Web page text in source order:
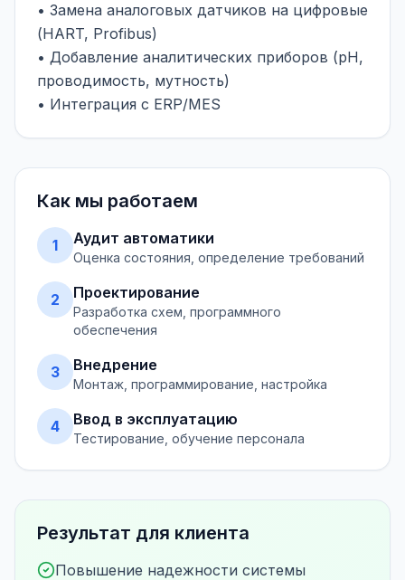
• Замена аналоговых датчиков на цифровые
(HART, Profibus)
• Добавление аналитических приборов (pH,
проводимость, мутность)
• Интеграция с ERP/MES
Как мы работаем
1 Аудит автоматики
Оценка состояния, определение требований
2 Проектирование
Разработка схем, программного
обеспечения
3 Внедрение
Монтаж, программирование, настройка
4 Ввод в эксплуатацию
Тестирование, обучение персонала
Результат для клиента
Повышение надежности системы